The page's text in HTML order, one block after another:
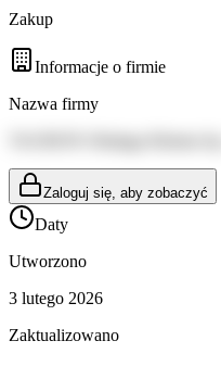
Zakup
Informacje o firmie
Nazwa firmy
Zaloguj się, aby zobaczyć
Daty
Utworzono
3 lutego 2026
Zaktualizowano